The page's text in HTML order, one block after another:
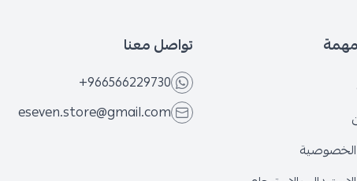
تواصل معنا
+966566229730
eseven.store@gmail.com